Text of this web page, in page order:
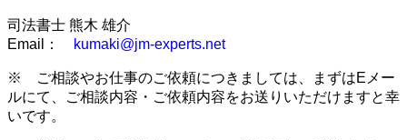
司法書士 熊木 雄介
Email：
kumaki@jm-experts.net
※ ご相談やお仕事のご依頼につきましては、まずはEメー
ルにて、ご相談内容・ご依頼内容をお送りいただけますと幸
いです。